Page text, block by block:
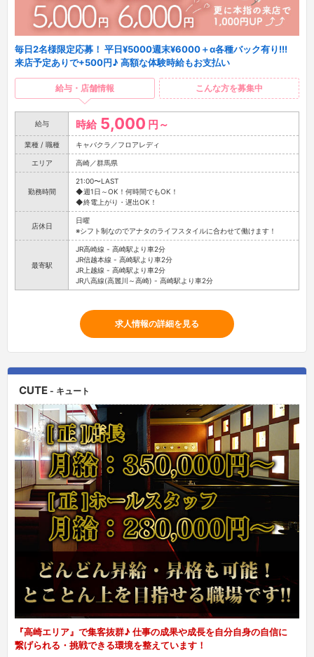
毎日2名様限定応募！ 平日¥5000週末¥6000＋α各種バック有り!!!
来店予定ありで+500円♪ 高額な体験時給もお支払い
給与・店舗情報 こんな方を募集中
給与 時給 5,000 円～
業種 / 職種 キャバクラ／フロアレディ
エリア 高崎／群馬県
勤務時間
21:00〜LAST
◆週1日～OK！何時間でもOK！
◆終電上がり・遅出OK！
店休日
日曜
※シフト制なのでアナタのライフスタイルに合わせて働けます！
最寄駅
JR高崎線 - 高崎駅より車2分
JR信越本線 - 高崎駅より車2分
JR上越線 - 高崎駅より車2分
JR八高線(高麗川～高崎) - 高崎駅より車2分
求人情報の詳細を見る
CUTE - キュート
『高崎エリア』で集客抜群♪ 仕事の成果や成長を自分自身の自信に
繋げられる・挑戦できる環境を整えています！